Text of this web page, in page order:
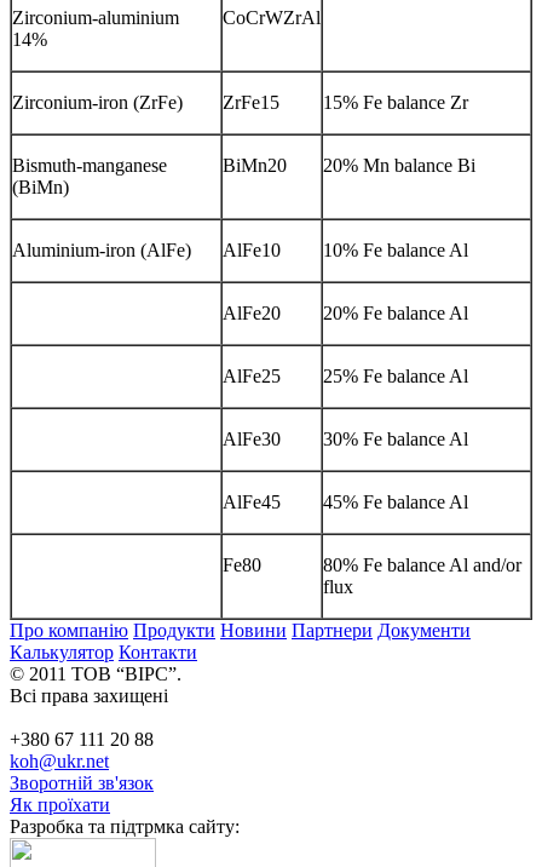
Zirconium-aluminium
14%
CoCrWZrAl
Zirconium-iron (ZrFe) ZrFe15 15% Fe balance Zr
Bismuth-manganese
(BiMn)
BiMn20 20% Mn balance Bi
Aluminium-iron (AlFe) AlFe10 10% Fe balance Al
AlFe20 20% Fe balance Al
AlFe25 25% Fe balance Al
AlFe30 30% Fe balance Al
AlFe45 45% Fe balance Al
Fe80
80% Fe balance Al and/or
flux
Про компанію Продукти Новини Партнери Документи
Калькулятор Контакти
© 2011 ТОВ “ВІРС”.
Всі права захищені
+380 67 111 20 88
koh@ukr.net
Зворотній зв'язок
Як проїхати
Разробка та підтрмка сайту: